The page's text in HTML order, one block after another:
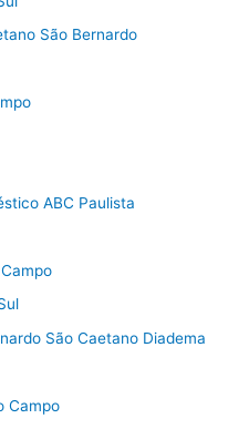
São Bernardo
ABC Paulista
São Caetano Diadema
Campo